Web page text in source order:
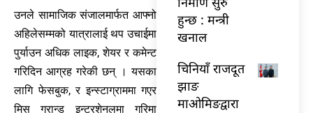
उनले सामाजिक संजालमार्फत आफ्नो
अहिलेसम्मको यात्रालाई थप उचाईमा
पुर्याउन अधिक लाइक, शेयर र कमेन्ट
गरिदिन आग्रह गरेकी छन् । यसका
लागि फेसबुक, र इन्स्टाग्राममा गएर
मिस ग्रान्ड इन्टरशेनलमा गरिमा
हुन्छ : मन्त्री
खनाल
चिनियाँ राजदूत
झाङ
माओमिङद्वारा